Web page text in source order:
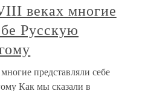
веках многие
Русскую
представляли себе
Как мы сказали в